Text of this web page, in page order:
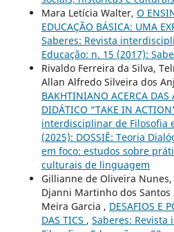
Mara Letícia Walter, O
EDUCAÇÃO BÁSICA: UMA
Saberes: Revista
Educação: n. 15 (2017):
Rivaldo Ferreira da Silva,
Allan Alfredo Silveira dos
BAKHTINIANO ACERCA DAS
DIDÁTICO “TAKE IN
interdisciplinar de Filosofia
(2025): DOSSIÊ: Teoria
em foco: estudos sobre
culturais de linguagem
Gillianne de Oliveira
Djanni Martinho dos
Meira Garcia , DESAFIOS E
DAS TICS , Saberes: